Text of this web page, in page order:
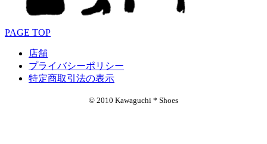
PAGE TOP
店舗
プライバシーポリシー
特定商取引法の表示
© 2010 Kawaguchi * Shoes